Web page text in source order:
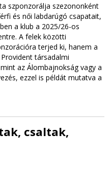
szponzorálja szezononként
és női labdarúgó csapatait,
a klub a 2025/26-os
A felek közötti
terjed ki, hanem a
társadalmi
az Álombajnokság vagy a
ezzel is példát mutatva a
csaltak,